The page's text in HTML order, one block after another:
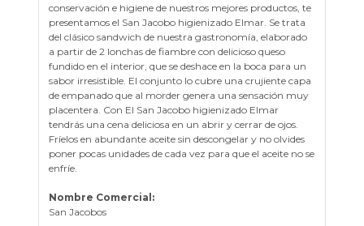
conservación e higiene de nuestros mejores productos, te
presentamos el San Jacobo higienizado Elmar. Se trata
del clásico sandwich de nuestra gastronomía, elaborado
a partir de 2 lonchas de fiambre con delicioso queso
fundido en el interior, que se deshace en la boca para un
sabor irresistible. El conjunto lo cubre una crujiente capa
de empanado que al morder genera una sensación muy
placentera. Con El San Jacobo higienizado Elmar
tendrás una cena deliciosa en un abrir y cerrar de ojos.
Fríelos en abundante aceite sin descongelar y no olvides
poner pocas unidades de cada vez para que el aceite no se
enfríe.
Nombre Comercial:
San Jacobos